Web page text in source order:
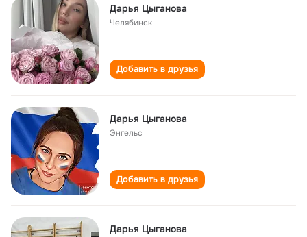
Дарья Цыганова
Челябинск
Добавить в друзья
Дарья Цыганова
Энгельс
Добавить в друзья
Дарья Цыганова